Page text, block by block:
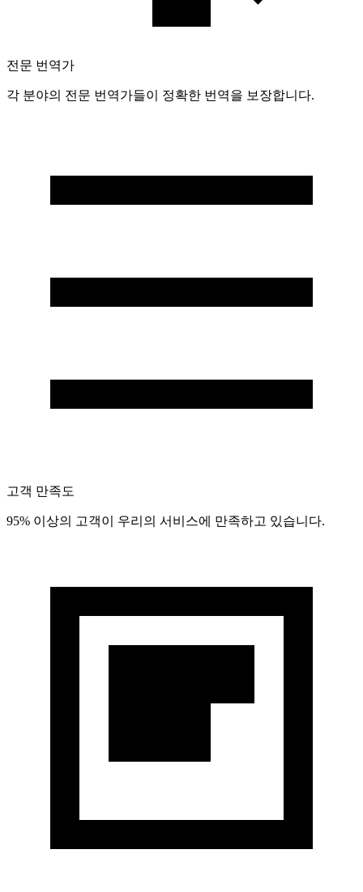
전문 번역가
각 분야의 전문 번역가들이 정확한 번역을 보장합니다.
고객 만족도
95% 이상의 고객이 우리의 서비스에 만족하고 있습니다.